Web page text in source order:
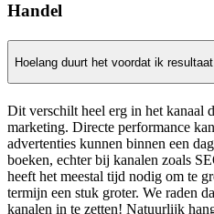
Handel
Hoelang duurt het voordat ik
Dit verschilt heel erg in het kanaal
marketing. Directe performance
advertenties kunnen binnen een
boeken, echter bij kanalen zoals
heeft het meestal tijd nodig om te
termijn een stuk groter. We raden
kanalen in te zetten! Natuurlijk